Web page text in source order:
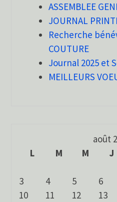
ASSEMBLEE
JOURNAL
Recherche
COUTURE
Journal 2025 et
MEILLEURS
août
L
M M J
3
4 5 6
10
11 12 13